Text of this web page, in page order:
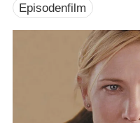
Episodenfilm